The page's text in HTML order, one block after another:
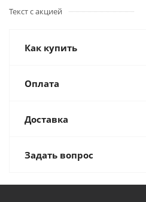
Текст с акцией
Как купить
Оплата
Доставка
Задать вопрос